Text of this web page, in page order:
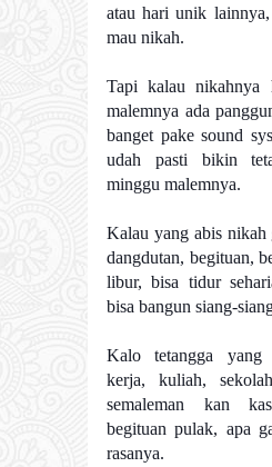
atau hari unik
mau nikah.
Tapi kalau nikahnya
malemnya ada
banget pake sound
udah pasti bikin
minggu malemnya.
Kalau yang abis nikah
dangdutan, begituan,
libur, bisa tidur
bisa bangun siang-
Kalo tetangga yang
kerja, kuliah,
semaleman kan
begituan pulak, apa
rasanya.